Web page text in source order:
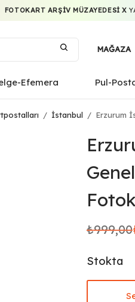
FOTOKART ARŞIV MÜZAYEDESI X
MAĞAZA
Efemera Pul-
/ İstanbul / Erzurum
₺999,00
Orijinal
₺999,00.
Şu
fiyat:
₺849,00.
Stokta